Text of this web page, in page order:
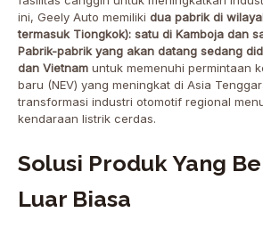
ini, Geely Auto memiliki dua pabrik di
termasuk Tiongkok): satu di Kamboja dan
Pabrik-pabrik yang akan datang sedang
dan Vietnam untuk memenuhi permintaan
baru (NEV) yang meningkat di Asia
transformasi industri otomotif regional
kendaraan listrik cerdas.
Solusi Produk Yang
Luar Biasa